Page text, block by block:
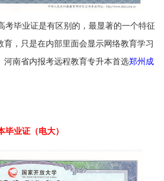
考毕业证是有区别的，最显著的一个特征
，只是在内部里面会显示网络教育学习
河南省内报考远程教育专升本首选郑州成
业证（电大）